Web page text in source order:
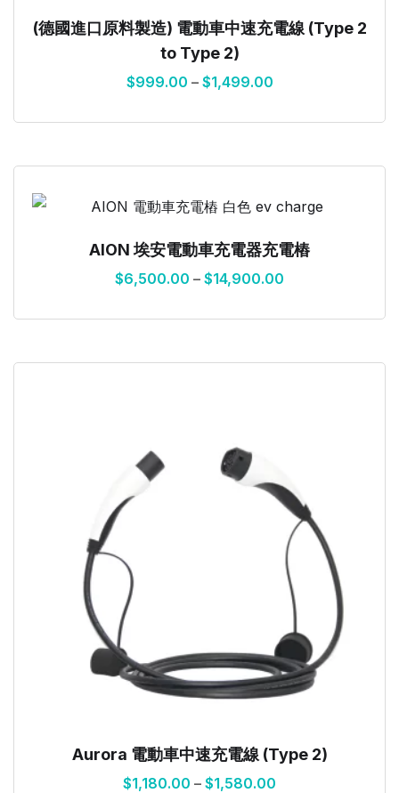
(德國進口原料製造) 電動車中速充電線 (Type 2
to Type 2)
$999.00 – $1,499.00
AION 埃安電動車充電器充電樁
$6,500.00 – $14,900.00
Aurora 電動車中速充電線 (Type 2)
$1,180.00 – $1,580.00